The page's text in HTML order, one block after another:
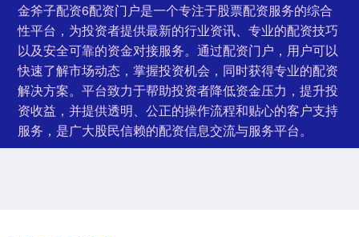
金斧子配资6配资门户是一个专注于股票配资服务的综合
性平台，为投资者提供最新的行业资讯、专业的配资技巧
以及安全可靠的资金对接服务。通过配资门户，用户可以
快速了解市场动态，掌握投资机会，同时获得专业的配资
解决方案。平台致力于帮助投资者降低资金压力，提升投
资收益，并提供透明、公正的操作流程和贴心的客户支持
服务，是广大股民信赖的配资信息交流与服务平台。